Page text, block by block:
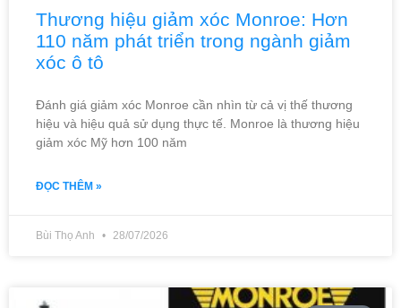
Thương hiệu giảm xóc Monroe: Hơn
110 năm phát triển trong ngành giảm
xóc ô tô
Đánh giá giảm xóc Monroe cần nhìn từ cả vị thế thương
hiệu và hiệu quả sử dụng thực tế. Monroe là thương hiệu
giảm xóc Mỹ hơn 100 năm
ĐỌC THÊM »
Bùi Thọ Anh 28/07/2026